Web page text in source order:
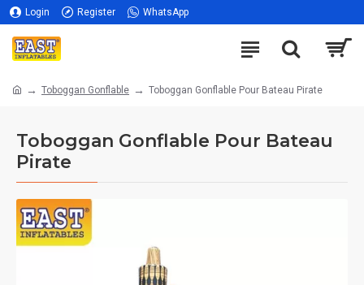
Login Register WhatsApp
Toboggan Gonflable Toboggan Gonflable Pour Bateau Pirate
Toboggan Gonflable Pour Bateau
Pirate